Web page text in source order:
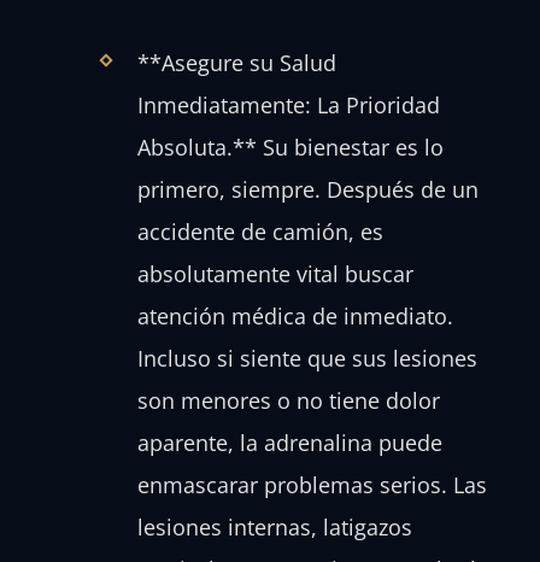
**Asegure su Salud
Inmediatamente: La Prioridad
Absoluta.** Su bienestar es lo
primero, siempre. Después de un
accidente de camión, es
absolutamente vital buscar
atención médica de inmediato.
Incluso si siente que sus lesiones
son menores o no tiene dolor
aparente, la adrenalina puede
enmascarar problemas serios. Las
lesiones internas, latigazos